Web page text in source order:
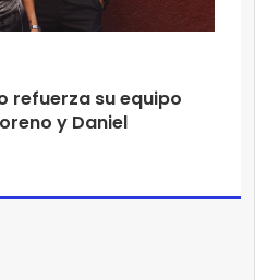
refuerza su equipo
y Daniel